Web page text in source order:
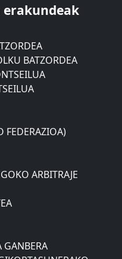
BATZORDEA
FEDERAZIOA)
ARBITRAJE